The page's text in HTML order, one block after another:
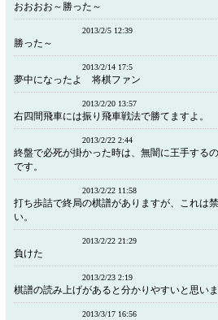
おおおお～勝った～
2013/2/5 12:39
勝った～
2013/2/14 17:5
夢中になったよ 将棋ファン
2013/2/20 13:57
右四間飛車には振り飛車戦法で勝てますよ。
2013/2/22 2:44
終盤で必死が掛かった時は、無闇に王手する
です。
2013/2/22 11:58
打ち歩詰で終局の棋譜がありますが、これは
い。
2013/2/22 21:29
負けた
2013/2/23 2:19
棋譜の読み上げがあると分かりやすいと思いま
2013/3/17 16:56